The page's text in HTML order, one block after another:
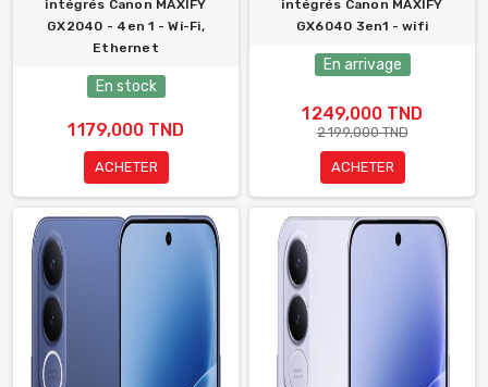
intégrés Canon MAXIFY
GX2040 - 4en 1 - Wi-Fi,
Ethernet
En stock
1 179,000 TND
ACHETER
intégrés Canon MAXIFY
GX6040 3en1 - wifi
En arrivage
1 249,000 TND
2 199,000 TND
ACHETER